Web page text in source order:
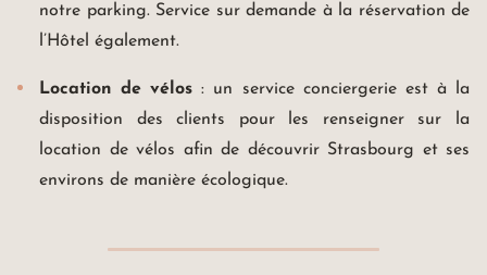
notre parking. Service sur demande à la réservation de
l’Hôtel également.
Location de vélos : un service conciergerie est à la
disposition des clients pour les renseigner sur la
location de vélos afin de découvrir Strasbourg et ses
environs de manière écologique.